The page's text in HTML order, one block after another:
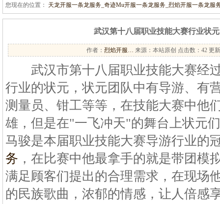
您现在的位置： 天龙开服一条龙服务_奇迹Mu开服一条龙服务_烈焰开服一条龙服
武汉第十八届职业技能大赛行业状
作者： 烈焰开服… 来源：本站原创 点击数： 42 更
武汉市第十八届职业技能大赛经
行业的状元，状元团队中有导游、有
测量员、钳工等等，在技能大赛中他
雄，但是在"一飞冲天"的舞台上状元
马骏是本届职业技能大赛导游行业的
务 ，在比赛中他最拿手的就是带团模
满足顾客们提出的合理需求，在现场
的民族歌曲，浓郁的情感，让人倍感